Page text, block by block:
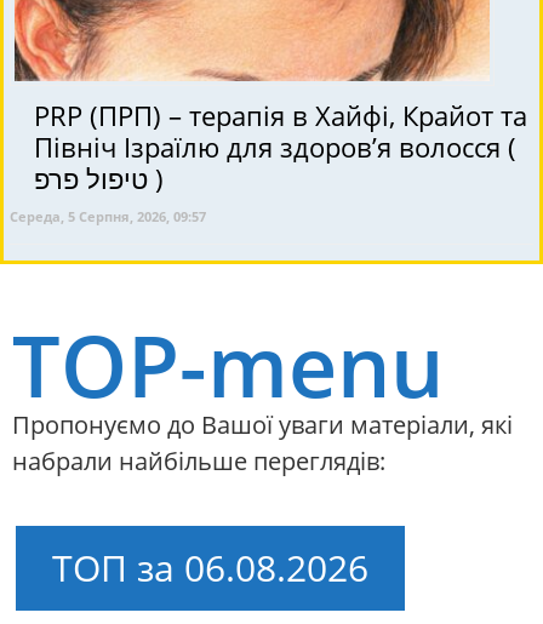
PRP (ПРП) – терапія в Хайфі, Крайот та
Північ Ізраїлю для здоров’я волосся (
טיפול פרפ )
Середа, 5 Серпня, 2026, 09:57
TOP-menu
Пропонуємо до Вашої уваги матеріали, які
набрали найбільше переглядів:
ТОП за 06.08.2026